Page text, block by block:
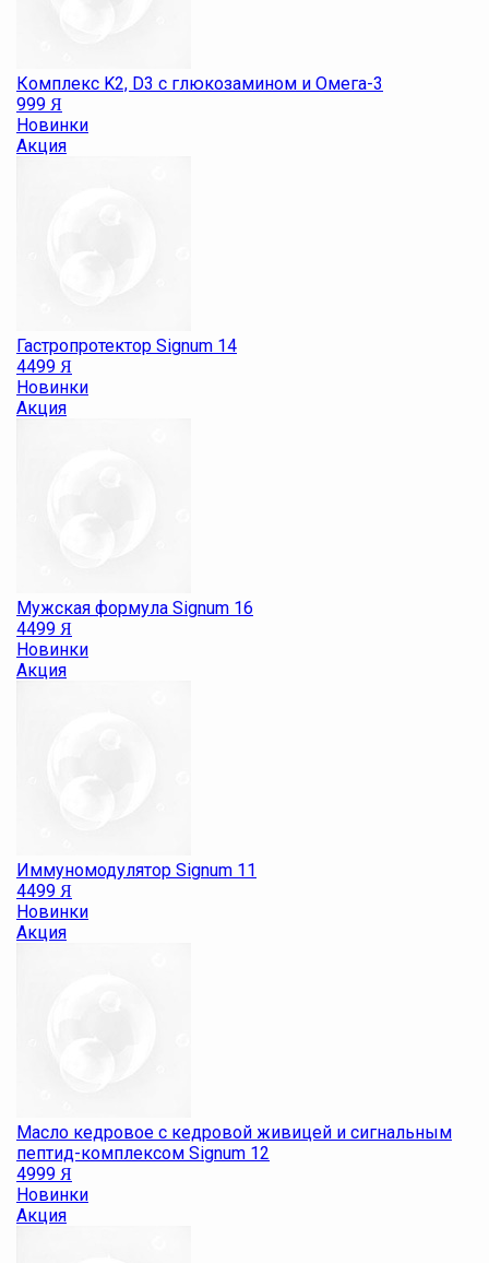
Комплекс K2, D3 с глюкозамином и Омега-3
999 Я
Новинки
Акция
Гастропротектор Signum 14
4499 Я
Новинки
Акция
Мужская формула Signum 16
4499 Я
Новинки
Акция
Иммуномодулятор Signum 11
4499 Я
Новинки
Акция
Масло кедровое с кедровой живицей и сигнальным
пептид-комплексом Signum 12
4999 Я
Новинки
Акция